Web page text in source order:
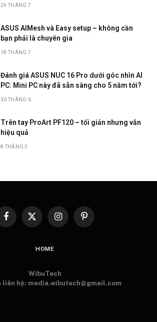
24 THÁNG 7
ASUS AIMesh và Easy setup – không cần
bạn phải là chuyên gia
18 THÁNG 7
Đánh giá ASUS NUC 16 Pro dưới góc nhìn AI
PC: Mini PC này đã sẵn sàng cho 5 năm tới?
30 THÁNG 6
Trên tay ProArt PF120 – tối giản nhưng vẫn
hiệu quả
8 THÁNG 5
Facebook
X
InstagramPinterest
HOME
WibuTech
liên hệ: media.wibutech@gmail.com